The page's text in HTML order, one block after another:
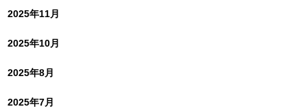
2025年11月
2025年10月
2025年8月
2025年7月